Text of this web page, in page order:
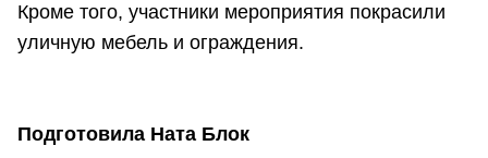
Кроме того, участники мероприятия покрасили
уличную мебель и ограждения.
Подготовила Ната Блок